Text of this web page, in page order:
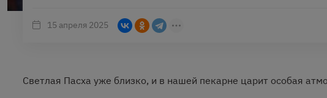
15 апреля 2025
Светлая Пасха уже близко, и в нашей пекарне царит особая